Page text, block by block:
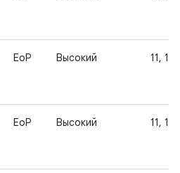
EoP Высокий 11,
EoP Высокий 11,